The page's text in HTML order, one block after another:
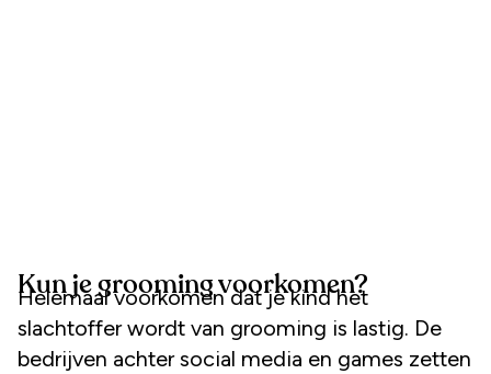
Kun je grooming voorkomen?
Helemaal voorkomen dat je kind het
slachtoffer wordt van grooming is lastig. De
bedrijven achter social media en games zetten